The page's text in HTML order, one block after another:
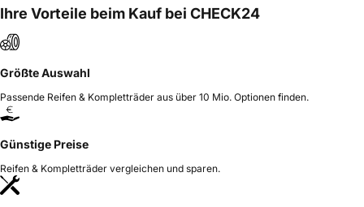
Ihre Vorteile beim Kauf bei CHECK24
Größte Auswahl
Passende Reifen & Kompletträder aus über 10 Mio. Optionen finden.
Günstige Preise
Reifen & Kompletträder vergleichen und sparen.